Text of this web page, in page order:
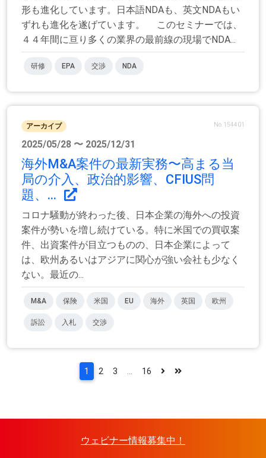
形も進化しています。日本語NDAも、英文NDAもい
ずれも進化を遂げています。 このセミナーでは、
４４年間に亘り多くの業界の最前線の現場でNDA...
研修 EPA 交渉 NDA
アーカイブ No.154401
2025/05/28 〜 2025/12/31
海外M&A案件の最新実務〜高まる当
局の介入、政治的影響、CFIUS問
題、...
コロナ騒動が終わった後、日本企業の海外への投資
案件が勢いを増し続けている。特に米国での買収案
件、出資案件が目立つものの、日本企業によって
は、欧州あるいはアジアに関心が強い会社も少なく
ない。最近の...
M&A 保険 米国 EU 海外 英国 欧州
訴訟 入札 交渉
1 2 3 ... 16
ウェビナー情報募集中！